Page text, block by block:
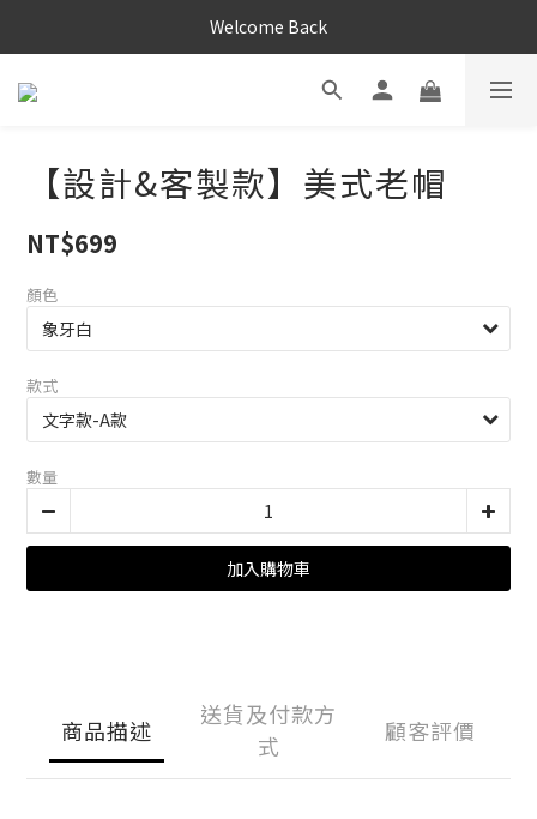
Welcome Back
【設計&客製款】美式老帽
NT$699
顏色
款式
數量
加入購物車
商品描述
送貨及付款方
式
顧客評價